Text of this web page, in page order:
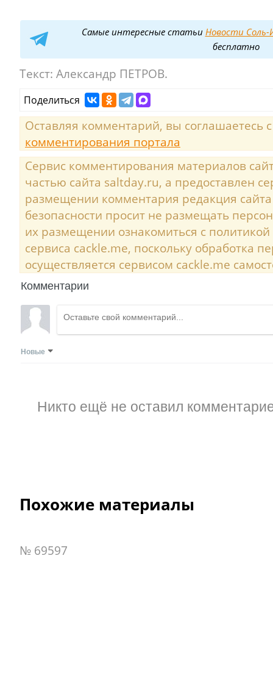
Самые интересные статьи Новости Соль-
бесплатно
Текст: Александр ПЕТРОВ.
Поделиться
Оставляя комментарий, вы соглашаетесь
комментирования портала
Сервис комментирования материалов
частью сайта saltday.ru, а предоставлен
размещении комментария редакция
безопасности просит не размещать
их размещении ознакомиться с
сервиса cackle.me, поскольку обработка
осуществляется сервисом cackle.me
Комментарии
Новые
Никто ещё не оставил
Похожие материалы
№ 69597